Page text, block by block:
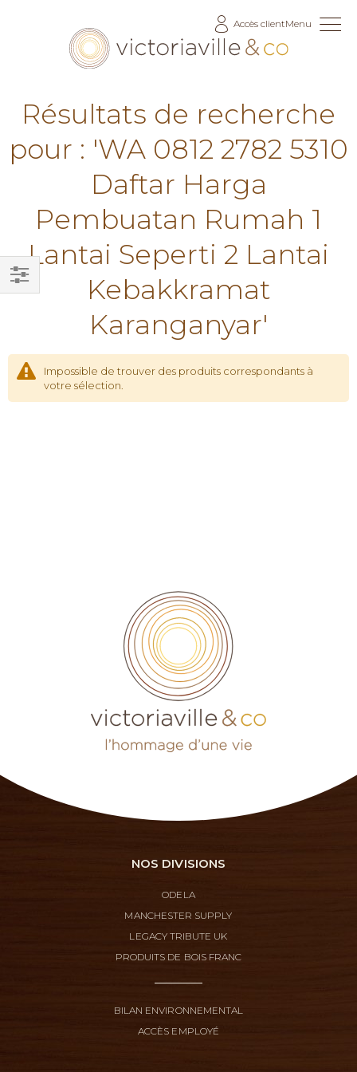
Accès clientMenu
Résultats de recherche
pour : 'WA 0812 2782 5310
Daftar Harga
Pembuatan Rumah 1
Lantai Seperti 2 Lantai
Kebakkramat
Karanganyar'
Impossible de trouver des produits correspondants à
votre sélection.
Filtrer
NOS DIVISIONS
ODELA
MANCHESTER SUPPLY
LEGACY TRIBUTE UK
PRODUITS DE BOIS FRANC
BILAN ENVIRONNEMENTAL
ACCÈS EMPLOYÉ